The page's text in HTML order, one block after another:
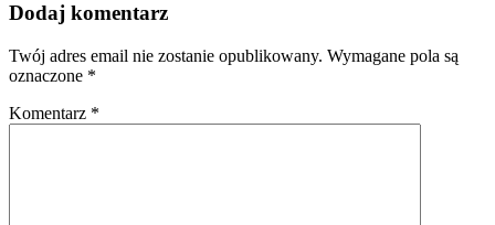
Dodaj komentarz
Twój adres email nie zostanie opublikowany. Wymagane pola są
oznaczone *
Komentarz *